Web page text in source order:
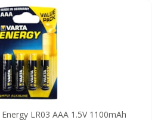
LR03 AAA 1.5V 1100mAh